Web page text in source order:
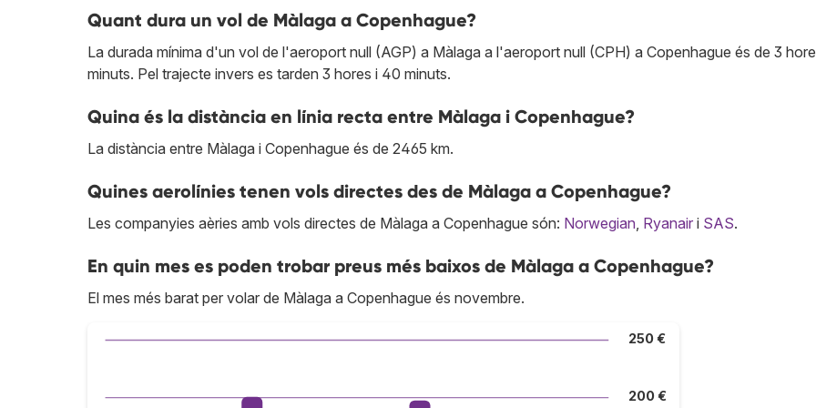
Quant dura un vol de Màlaga a Copenhague?
La durada mínima d'un vol de l'aeroport null (AGP) a Màlaga a l'aeroport null (CPH) a Copenhague és de 3
minuts. Pel trajecte invers es tarden 3 hores i 40 minuts.
Quina és la distància en línia recta entre Màlaga i Copenhague?
La distància entre Màlaga i Copenhague és de 2465 km.
Quines aerolínies tenen vols directes des de Màlaga a Copenhague?
Les companyies aèries amb vols directes de Màlaga a Copenhague són: Norwegian, Ryanair i SAS.
En quin mes es poden trobar preus més baixos de Màlaga a Copenhague?
El mes més barat per volar de Màlaga a Copenhague és novembre.
200 €
250 €